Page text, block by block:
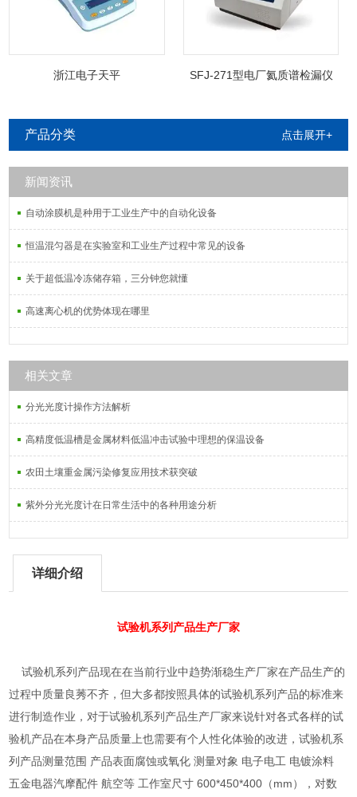
浙江电子天平 SFJ-271型电厂氦质谱检漏仪
产品分类 点击展开+
新闻资讯
自动涂膜机是种用于工业生产中的自动化设备
恒温混匀器是在实验室和工业生产过程中常见的设备
关于超低温冷冻储存箱，三分钟您就懂
高速离心机的优势体现在哪里
相关文章
分光光度计操作方法解析
高精度低温槽是金属材料低温冲击试验中理想的保温设备
农田土壤重金属污染修复应用技术获突破
紫外分光光度计在日常生活中的各种用途分析
详细介绍
试验机系列产品生产厂家
试验机系列产品现在在当前行业中趋势渐稳生产厂家在产品生产的
过程中质量良莠不齐，但大多都按照具体的试验机系列产品的标准来
进行制造作业，对于试验机系列产品生产厂家来说针对各式各样的试
验机产品在本身产品质量上也需要有个人性化体验的改进，试验机系
列产品测量范围 产品表面腐蚀或氧化 测量对象 电子电工 电镀涂料
五金电器汽摩配件 航空等 工作室尺寸 600*450*400（mm），对数